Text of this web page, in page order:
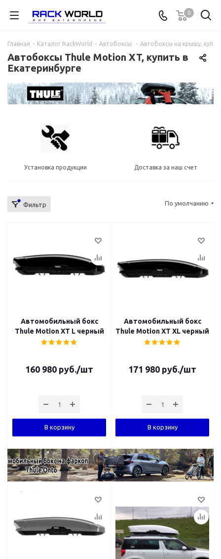
0
Главная - Каталог RackWorld - Автобоксы - Автобоксы на крышу,
Автобоксы Thule Motion XT, купить в
Екатеринбурге
Установка продукции Доставка за наш счет
Фильтр По умолчанию
Автомобильный бокс
Thule Motion XT L черный
160 980 руб./шт
В корзину
Автомобильный бокс
Thule Motion XT XL черный
171 980 руб./шт
В корзину